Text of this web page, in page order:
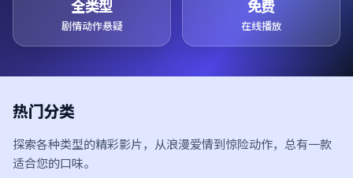
全类型
剧情动作悬疑
免费
在线播放
热门分类
探索各种类型的精彩影片，从浪漫爱情到惊险动作，总有一款
适合您的口味。